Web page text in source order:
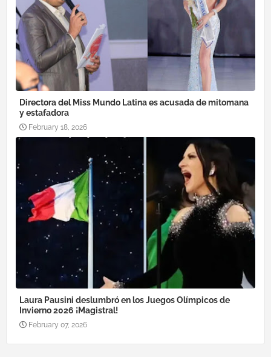
Directora del Miss Mundo Latina es acusada de mitomana
y estafadora
February 18, 2026
Laura Pausini deslumbró en los Juegos Olímpicos de
Invierno 2026 ¡Magistral!
February 07, 2026